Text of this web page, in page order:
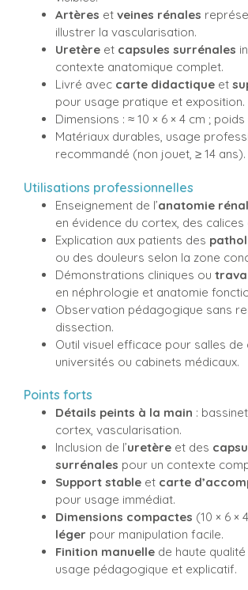
Artères et veines rénales
illustrer la vascularisation.
Uretère et capsules surrénales
contexte anatomique complet.
Livré avec carte didactique et
pour usage pratique et exposition.
Dimensions : ≈ 10 × 6 × 4 cm ; poids
Matériaux durables, usage
recommandé (non jouet, ≥ 14 ans).
Utilisations professionnelles
Enseignement de l’anatomie
en évidence du cortex, des calices
Explication aux patients des
ou des douleurs selon la zone
Démonstrations cliniques ou
en néphrologie et anatomie
Observation pédagogique sans
dissection.
Outil visuel efficace pour salles de
universités ou cabinets médicaux.
Points forts
Détails peints à la main :
cortex, vascularisation.
Inclusion de l’uretère et des
surrénales pour un contexte
Support stable et carte
pour usage immédiat.
Dimensions compactes (10 × 6 ×
léger pour manipulation facile.
Finition manuelle de haute
usage pédagogique et explicatif.